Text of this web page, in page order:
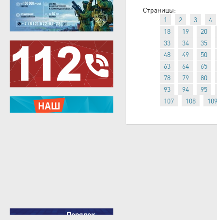
Страницы:
1
2 3
4
18
19
20
33
34
35
48
49
50
63
64
65
78
79
80
93
94
95
107
108 109